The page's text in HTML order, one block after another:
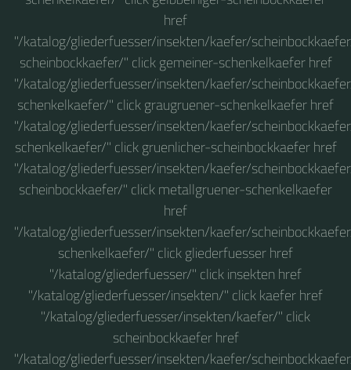
href
"/katalog/gliederfuesser/insekten/kaefer/
scheinbockkaefer/" click gemeiner-schenkelkaefer href
"/katalog/gliederfuesser/insekten/kaefer/
schenkelkaefer/" click graugruener-schenkelkaefer href
"/katalog/gliederfuesser/insekten/kaefer/
schenkelkaefer/" click gruenlicher-scheinbockkaefer href
"/katalog/gliederfuesser/insekten/kaefer/
scheinbockkaefer/" click metallgruener-schenkelkaefer
href
"/katalog/gliederfuesser/insekten/kaefer/
schenkelkaefer/" click gliederfuesser href
"/katalog/gliederfuesser/" click insekten href
"/katalog/gliederfuesser/insekten/" click kaefer href
"/katalog/gliederfuesser/insekten/kaefer/" click
scheinbockkaefer href
"/katalog/gliederfuesser/insekten/kaefer/